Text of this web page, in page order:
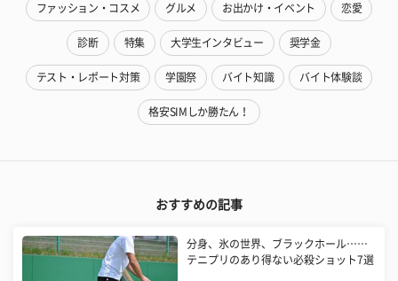
ファッション・コスメ グルメ お出かけ・イベント 恋愛
診断 特集 大学生インタビュー 奨学金
テスト・レポート対策 学園祭 バイト知識 バイト体験談
格安SIMしか勝たん！
おすすめの記事
分身、氷の世界、ブラックホール……
テニプリのあり得ない必殺ショット7選